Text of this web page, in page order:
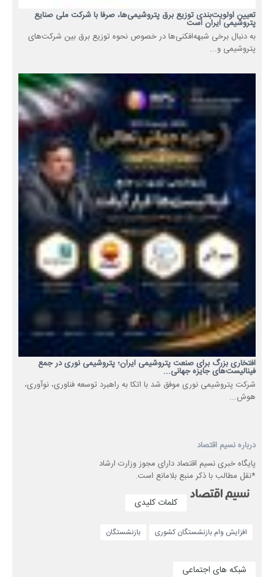
تعیین اولویت‌بندی توزیع برق پتروشیمی‌ها، صرفا با شرکت ملی صنایع
پتروشیمی ایران است
به دنبال برخی شبهه‌افکنی‌ها در خصوص نحوه توزیع برق بین شرکت‌های
پتروشیمی و...
افتخاری بزرگ برای صنعت پتروشیمی ایران؛ پتروشیمی نوری در جمع
فینالیست‌های جایزه جهانی...
شرکت پتروشیمی نوری موفق شد با اتکا به راهبرد توسعه فناوری، نوآوری،
هوش...
درباره نسیم اقتصاد
پایگاه خبری نسیم اقتصاد دارای مجوز وزارت ارشاد
*نقل مطالب با ذکر منبع بلامانع است.
کلمات کلیدی
افزایش وام بازنشستگان کشوری بازنشستگان
شبکه های اجتماعی